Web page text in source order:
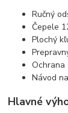
Ručný
Čepele
Plochý
Ochrana
Návod
Hlavné